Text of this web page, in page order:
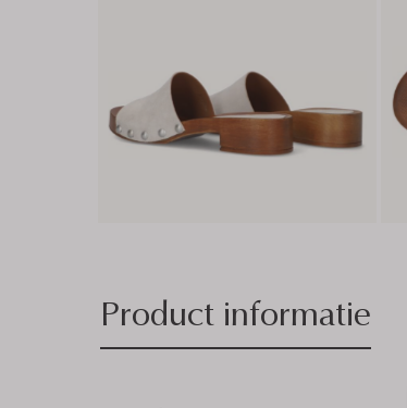
Product informatie